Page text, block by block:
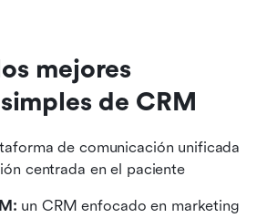
mejores
de CRM
de comunicación unificada
centrada en el paciente
un CRM enfocado en marketing